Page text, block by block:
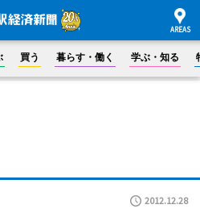
買う 暮らす・働く 学ぶ・知る
2012.12.28